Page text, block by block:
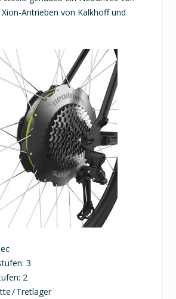
Antrieben von Kalkhoff und
3
2
/ Tretlager